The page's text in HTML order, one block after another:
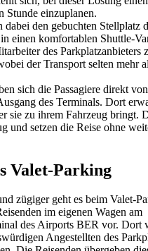
Stunde einzuplanen.
dabei den gebuchten Stellplatz
einen komfortablen Shuttle-
des Parkplatzanbieters
der Transport selten mehr
sich die Passagiere direkt
des Terminals. Dort
sie zu ihrem Fahrzeug bringt.
und setzen die Reise ohne
Valet-Parking
zügiger geht es beim Valet-
im eigenen Wagen am
des Airports BER vor. Dort
Angestellten des